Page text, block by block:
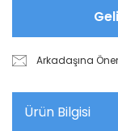
Arkadaşına Öner
Ürün Bilgisi